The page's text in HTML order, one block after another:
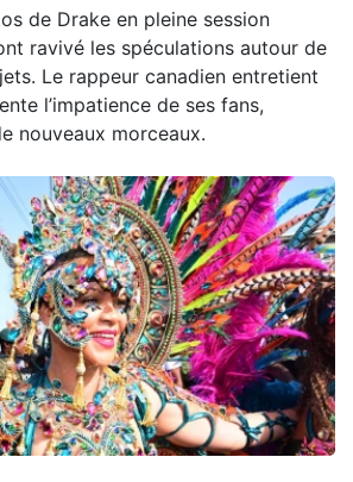
de Drake en pleine session
ravivé les spéculations autour de
Le rappeur canadien entretient
l’impatience de ses fans,
nouveaux morceaux.